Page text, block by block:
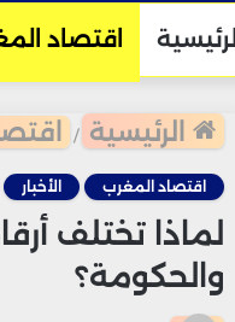
الرئيسية اقتصاد
الرئيسية /
اقتصاد المغرب الأخبار
لماذا تختلف
والحكومة؟